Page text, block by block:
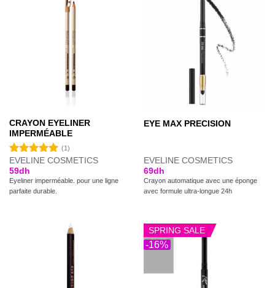
CRAYON EYELINER
IMPERMÉABLE
Note5.00
sur 5
(1)
EVELINE COSMETICS
59dh
Eyeliner imperméable. pour une ligne
parfaite durable.
EYE MAX PRECISION
EVELINE COSMETICS
69dh
Crayon automatique avec une éponge
avec formule ultra-longue 24h
-16%
SPRING SALE